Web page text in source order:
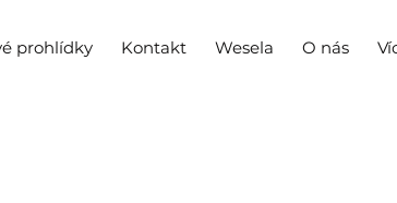
prohlídky Kontakt Wesela O nás